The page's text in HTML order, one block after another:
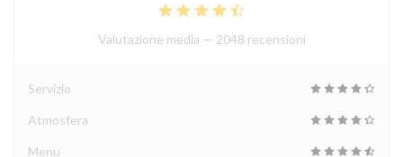
Valutazione media — 2048 recensioni
Servizio
Atmosfera
Menu